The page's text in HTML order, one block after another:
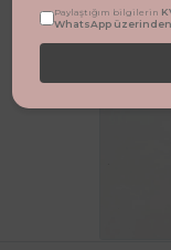
Paylaştığım bilgilerin
WhatsApp